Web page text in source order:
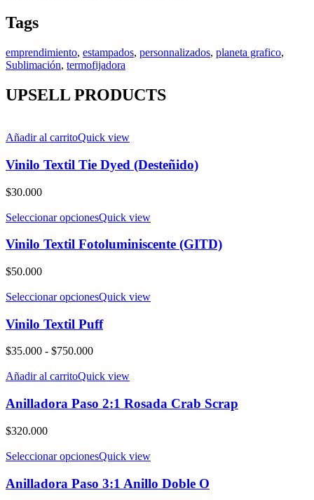
Tags
emprendimiento, estampados, personnalizados, planeta grafico,
Sublimación, termofijadora
UPSELL PRODUCTS
Añadir al carritoQuick view
Vinilo Textil Tie Dyed (Desteñido)
$30.000
Seleccionar opcionesQuick view
Vinilo Textil Fotoluminiscente (GITD)
$50.000
Seleccionar opcionesQuick view
Vinilo Textil Puff
$35.000 - $750.000Rango
precios:
$35.000
Añadir al carritoQuick view
Anilladora Paso 2:1 Rosada Crab Scrap
$320.000
Seleccionar opcionesQuick view
Anilladora Paso 3:1 Anillo Doble O